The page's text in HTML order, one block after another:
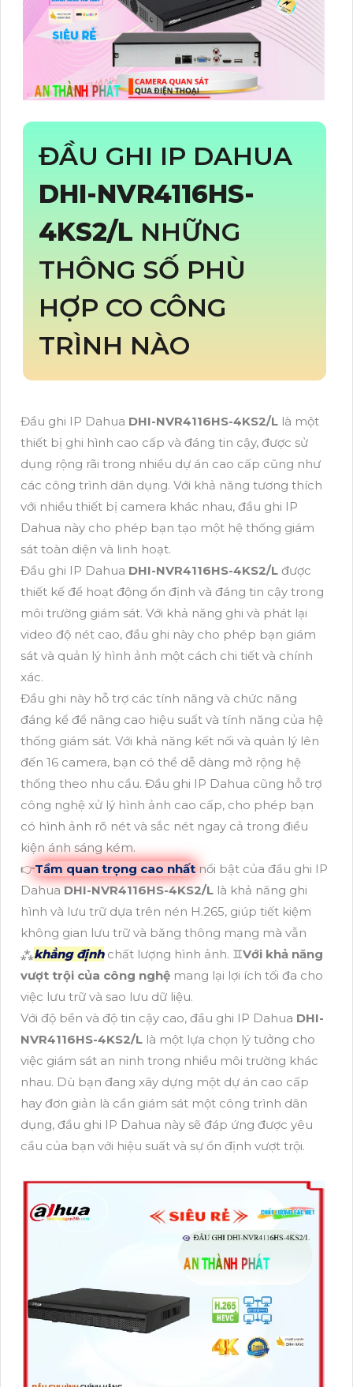
ĐẦU GHI IP DAHUA
DHI-NVR4116HS-
4KS2/L NHỮNG
THÔNG SỐ PHÙ
HỢP CO CÔNG
TRÌNH NÀO
Đầu ghi IP Dahua DHI-NVR4116HS-4KS2/L là một
thiết bị ghi hình cao cấp và đáng tin cậy, được sử
dụng rộng rãi trong nhiều dự án cao cấp cũng như
các công trình dân dụng. Với khả năng tương thích
với nhiều thiết bị camera khác nhau, đầu ghi IP
Dahua này cho phép bạn tạo một hệ thống giám
sát toàn diện và linh hoạt.
Đầu ghi IP Dahua DHI-NVR4116HS-4KS2/L được
thiết kế để hoạt động ổn định và đáng tin cậy trong
môi trường giám sát. Với khả năng ghi và phát lại
video độ nét cao, đầu ghi này cho phép bạn giám
sát và quản lý hình ảnh một cách chi tiết và chính
xác.
Đầu ghi này hỗ trợ các tính năng và chức năng
đáng kể để nâng cao hiệu suất và tính năng của hệ
thống giám sát. Với khả năng kết nối và quản lý lên
đến 16 camera, bạn có thể dễ dàng mở rộng hệ
thống theo nhu cầu. Đầu ghi IP Dahua cũng hỗ trợ
công nghệ xử lý hình ảnh cao cấp, cho phép bạn
có hình ảnh rõ nét và sắc nét ngay cả trong điều
kiện ánh sáng kém.
👉Tầm quan trọng cao nhất nổi bật của đầu ghi IP
Dahua DHI-NVR4116HS-4KS2/L là khả năng ghi
hình và lưu trữ dựa trên nén H.265, giúp tiết kiệm
không gian lưu trữ và băng thông mạng mà vẫn
⁂khẳng địnhchất lượng hình ảnh. ♊Với khả năng
vượt trội của công nghệ mang lại lợi ích tối đa cho
việc lưu trữ và sao lưu dữ liệu.
Với độ bền và độ tin cậy cao, đầu ghi IP Dahua DHI-
NVR4116HS-4KS2/L là một lựa chọn lý tưởng cho
việc giám sát an ninh trong nhiều môi trường khác
nhau. Dù bạn đang xây dựng một dự án cao cấp
hay đơn giản là cần giám sát một công trình dân
dụng, đầu ghi IP Dahua này sẽ đáp ứng được yêu
cầu của bạn với hiệu suất và sự ổn định vượt trội.